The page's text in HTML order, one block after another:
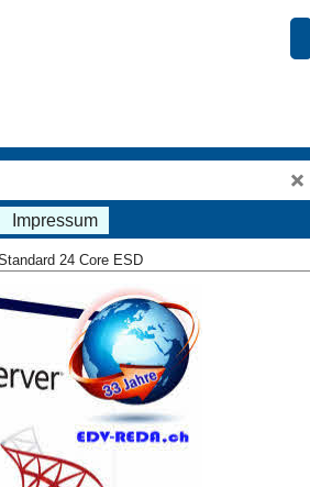
Impressum
24 Core ESD